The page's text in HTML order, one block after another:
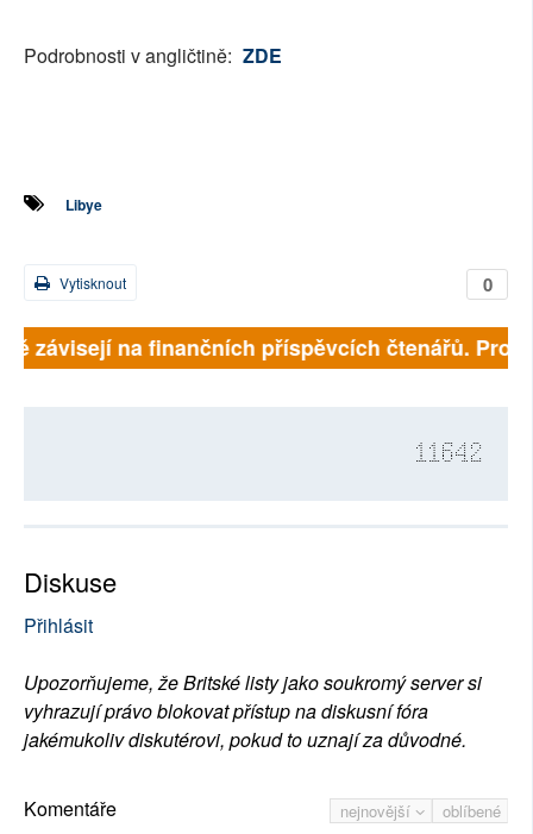
Podrobnosti v angličtině: ZDE
Libye
0
Vytisknout
závisejí na finančních příspěvcích čtenářů.
11642
Diskuse
Přihlásit
Upozorňujeme, že Britské listy jako soukromý server si
vyhrazují právo blokovat přístup na diskusní fóra
jakémukoliv diskutérovi, pokud to uznají za důvodné.
nejnovější oblíbené
Komentáře